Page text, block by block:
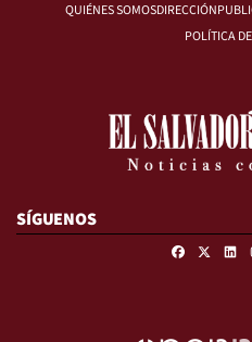
QUIÉNES SOMOSDIRECCIÓN
POLÍTICA
SÍGUENOS
Facebook